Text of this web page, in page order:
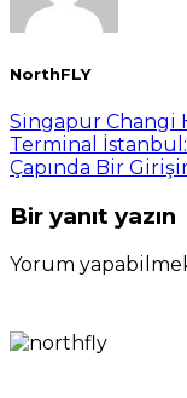
NorthFLY
Singapur Changi
Terminal
Çapında Bir
Bir yanıt yazın
Yorum